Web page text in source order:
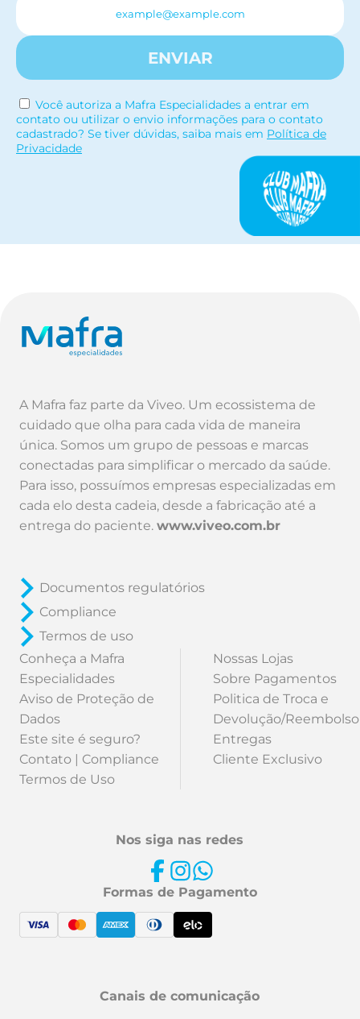
ENVIAR
Você autoriza a Mafra Especialidades a entrar em
contato ou utilizar o envio informações para o contato
cadastrado? Se tiver dúvidas, saiba mais em Política de
Privacidade
A Mafra faz parte da Viveo. Um ecossistema de
cuidado que olha para cada vida de maneira
única. Somos um grupo de pessoas e marcas
conectadas para simplificar o mercado da saúde.
Para isso, possuímos empresas especializadas em
cada elo desta cadeia, desde a fabricação até a
entrega do paciente.www.viveo.com.br
Documentos regulatórios
Compliance
Termos de uso
Conheça a Mafra
Especialidades
Aviso de Proteção de
Dados
Este site é seguro?
Contato | Compliance
Termos de Uso
Nossas Lojas
Sobre Pagamentos
Politica de Troca e
Devolução/Reembolso
Entregas
Cliente Exclusivo
Nos siga nas redes
Formas de Pagamento
Canais de comunicação